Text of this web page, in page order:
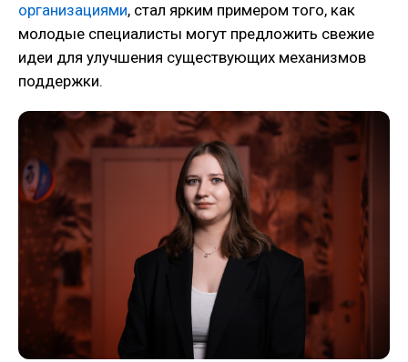
организациями, стал ярким примером того, как
молодые специалисты могут предложить свежие
идеи для улучшения существующих механизмов
поддержки.